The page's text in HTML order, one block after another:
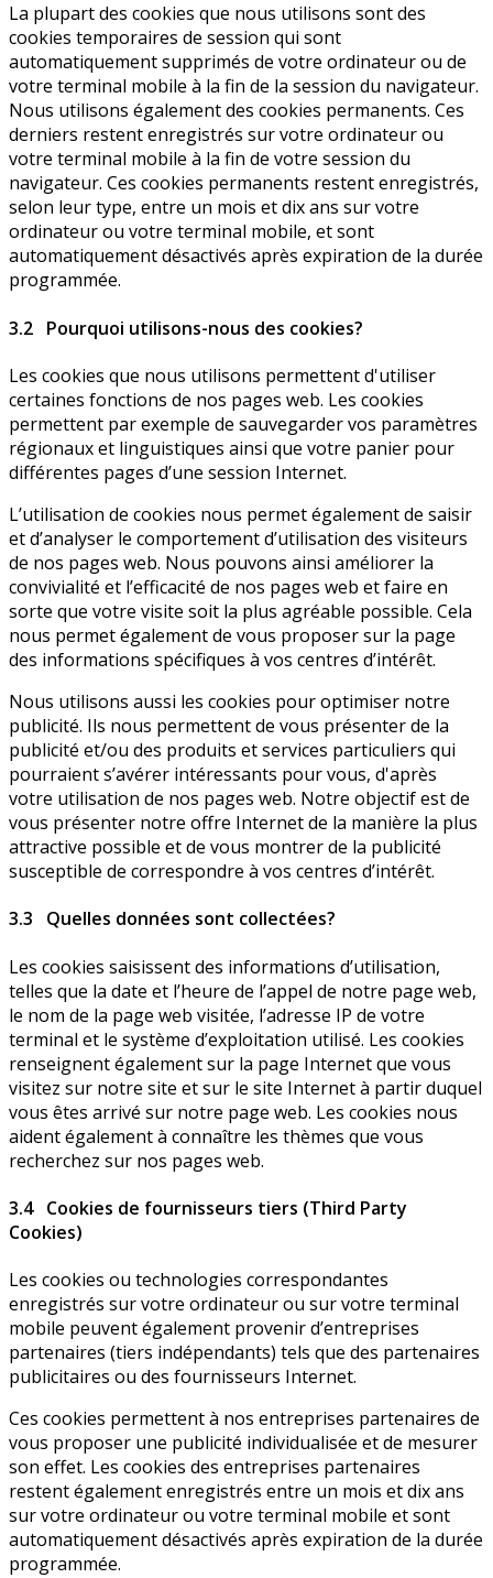
La plupart des cookies que nous utilisons sont des
cookies temporaires de session qui sont
automatiquement supprimés de votre ordinateur ou de
votre terminal mobile à la fin de la session du navigateur.
Nous utilisons également des cookies permanents. Ces
derniers restent enregistrés sur votre ordinateur ou
votre terminal mobile à la fin de votre session du
navigateur. Ces cookies permanents restent enregistrés,
selon leur type, entre un mois et dix ans sur votre
ordinateur ou votre terminal mobile, et sont
automatiquement désactivés après expiration de la durée
programmée.
3.2 Pourquoi utilisons-nous des cookies?
Les cookies que nous utilisons permettent d'utiliser
certaines fonctions de nos pages web. Les cookies
permettent par exemple de sauvegarder vos paramètres
régionaux et linguistiques ainsi que votre panier pour
différentes pages d’une session Internet.
L’utilisation de cookies nous permet également de saisir
et d’analyser le comportement d’utilisation des visiteurs
de nos pages web. Nous pouvons ainsi améliorer la
convivialité et l’efficacité de nos pages web et faire en
sorte que votre visite soit la plus agréable possible. Cela
nous permet également de vous proposer sur la page
des informations spécifiques à vos centres d’intérêt.
Nous utilisons aussi les cookies pour optimiser notre
publicité. Ils nous permettent de vous présenter de la
publicité et/ou des produits et services particuliers qui
pourraient s’avérer intéressants pour vous, d'après
votre utilisation de nos pages web. Notre objectif est de
vous présenter notre offre Internet de la manière la plus
attractive possible et de vous montrer de la publicité
susceptible de correspondre à vos centres d’intérêt.
3.3 Quelles données sont collectées?
Les cookies saisissent des informations d’utilisation,
telles que la date et l’heure de l’appel de notre page web,
le nom de la page web visitée, l’adresse IP de votre
terminal et le système d’exploitation utilisé. Les cookies
renseignent également sur la page Internet que vous
visitez sur notre site et sur le site Internet à partir duquel
vous êtes arrivé sur notre page web. Les cookies nous
aident également à connaître les thèmes que vous
recherchez sur nos pages web.
3.4 Cookies de fournisseurs tiers (Third Party
Cookies)
Les cookies ou technologies correspondantes
enregistrés sur votre ordinateur ou sur votre terminal
mobile peuvent également provenir d’entreprises
partenaires (tiers indépendants) tels que des partenaires
publicitaires ou des fournisseurs Internet.
Ces cookies permettent à nos entreprises partenaires de
vous proposer une publicité individualisée et de mesurer
son effet. Les cookies des entreprises partenaires
restent également enregistrés entre un mois et dix ans
sur votre ordinateur ou votre terminal mobile et sont
automatiquement désactivés après expiration de la durée
programmée.